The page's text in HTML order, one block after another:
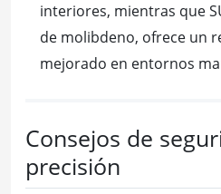
interiores, mientras que
de molibdeno, ofrece un
mejorado en entornos
Consejos de
precisión